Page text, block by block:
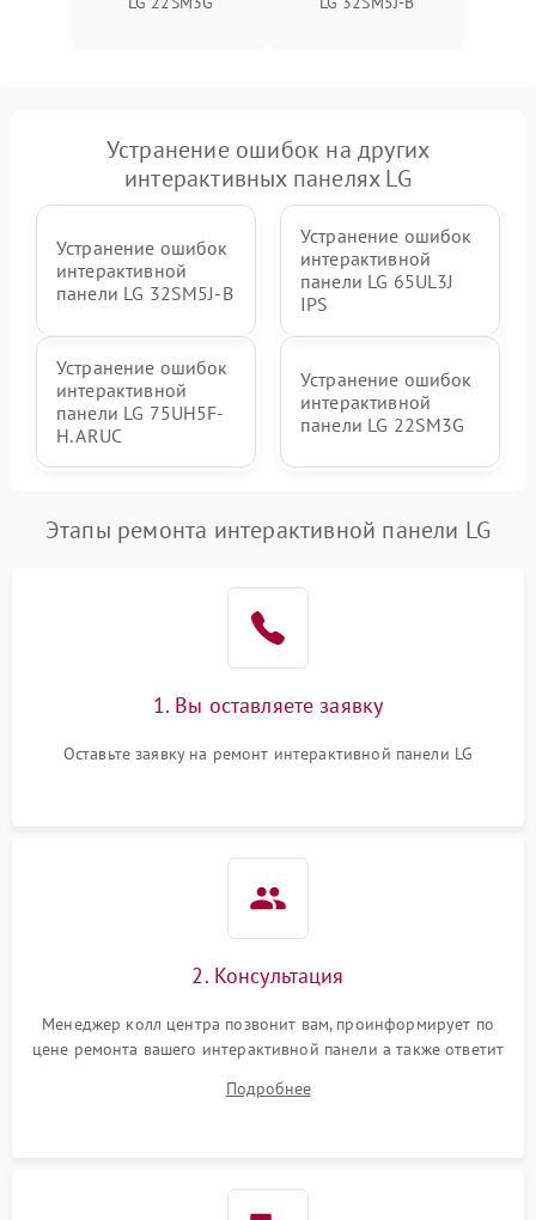
Устранение ошибок на других
интерактивных панелях LG
Устранение ошибок
интерактивной
панели LG 32SM5J-B
Устранение ошибок
интерактивной
панели LG 65UL3J
IPS
Устранение ошибок
интерактивной
панели LG 75UH5F-
H. ARUC
Устранение ошибок
интерактивной
панели LG 22SM3G
Этапы ремонта интерактивной панели LG
1. Вы оставляете заявку
Оставьте заявку на ремонт интерактивной панели LG
2. Консультация
Менеджер колл центра позвонит вам, проинформирует по
цене ремонта вашего интерактивной панели а также ответит
Подробнее